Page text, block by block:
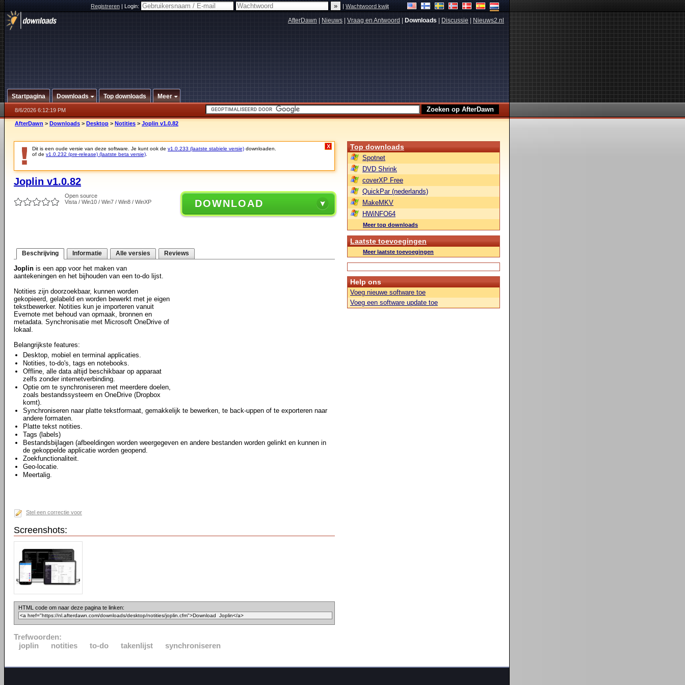
Registreren|Login: |Wachtwoord kwijt
AfterDawn Nieuws Vraag en Antwoord Downloads Discussie Nieuws2.nl
Startpagina Downloads Top downloads Meer
8/6/2026 6:12:19 PM
AfterDawn > Downloads > Desktop > Notities > Joplin v1.0.82
Dit is een oude versie van deze software. Je kunt ook de v1.0.233 (laatste stabiele versie) downloaden.
of de v1.0.232 (pre-release) (laatste beta versie)
X
Joplin v1.0.82
Open source
Vista / Win10 / Win7 / Win8 / WinXP
DOWNLOAD
Beschrijving Informatie Alle versies Reviews
Joplin is een app voor het maken van
aantekeningen en het bijhouden van een to-do lijst.
Notities zijn doorzoekbaar, kunnen worden
gekopieerd, gelabeld en worden bewerkt met je eigen
tekstbewerker. Notities kun je importeren vanuit
Evernote met behoud van opmaak, bronnen en
metadata. Synchronisatie met Microsoft OneDrive of
lokaal.
Belangrijkste features:
Desktop, mobiel en terminal applicaties.
Notities, to-do's, tags en notebooks.
Offline, alle data altijd beschikbaar op apparaat
zelfs zonder internetverbinding.
Optie om te synchroniseren met meerdere doelen,
zoals bestandssysteem en OneDrive (Dropbox
komt).
Synchroniseren naar platte tekstformaat, gemakkelijk te bewerken, te back-uppen of te exporteren naar
andere formaten.
Platte tekst notities.
Tags (labels)
Bestandsbijlagen (afbeeldingen worden weergegeven en andere bestanden worden gelinkt en kunnen in
de gekoppelde applicatie worden geopend.
Zoekfunctionaliteit.
Geo-locatie.
Meertalig.
Stel een correctie voor
Screenshots:
HTML code om naar deze pagina te linken:
Trefwoorden:
joplin
notities to-do takenlijst synchroniseren
Top downloads
Spotnet
DVD Shrink
coverXP Free
QuickPar (nederlands)
MakeMKV
HWiNFO64
Meer top downloads
Laatste toevoegingen
Meer laatste toevoegingen
Help ons
Voeg nieuwe software toe
Voeg een software update toe